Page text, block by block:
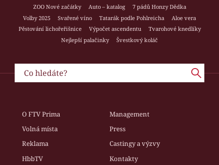
ZOO Nové začátky
Auto – katalog
7 pádů Honzy Dědka
Volby 2025
Svařené víno Tatarák podle Pohlreicha
Aloe vera
Pěstování lichořeřišnice
Výpočet ascendentu
Tvarohové knedlíky
Nejlepší palačinky
Švestkový koláč
O FTV Prima
Management
Volná místa
Press
Reklama
Castingy a výzvy
HbbTV
Kontakty